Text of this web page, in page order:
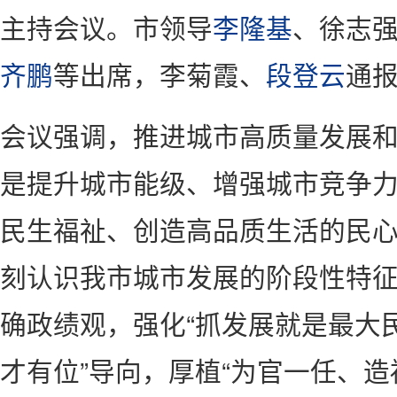
主持会议。市领导李隆基、徐志
齐鹏等出席，李菊霞、 段登云通
会议强调，推进城市高质量发展
是提升城市能级、增强城市竞争
民生福祉、创造高品质生活的民
刻认识我市城市发展的阶段性特
确政绩观，强化“抓发展就是最大
才有位”导向，厚植“为官一任、